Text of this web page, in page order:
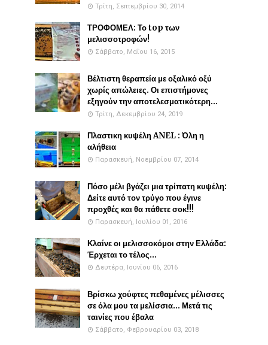
Τρίτη, Σεπτεμβρίου 30, 2014
ΤΡΟΦΟΜΕΛ: Το top των
μελισσοτροφών!
Σάββατο, Μαΐου 16, 2015
Βέλτιστη θεραπεία με οξαλικό οξύ
χωρίς απώλειες. Οι επιστήμονες
εξηγούν την αποτελεσματικότερη...
Τρίτη, Δεκεμβρίου 24, 2019
Πλαστικη κυψέλη ANEL : Όλη η
αλήθεια
Παρασκευή, Νοεμβρίου 07, 2014
Πόσο μέλι βγάζει μια τρίπατη κυψέλη:
Δείτε αυτό τον τρύγο που έγινε
προχθές και θα πάθετε σοκ!!!
Παρασκευή, Ιουλίου 01, 2016
Κλαίνε οι μελισσοκόμοι στην Ελλάδα:
Έρχεται το τέλος...
Δευτέρα, Ιουνίου 06, 2016
Βρίσκω χούφτες πεθαμένες μέλισσες
σε όλα μου τα μελίσσια... Μετά τις
ταινίες που έβαλα
Σάββατο, Φεβρουαρίου 03, 2018